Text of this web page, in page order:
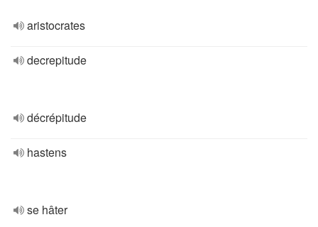
aristocrates
decrepitude
décrépitude
hastens
se hâter